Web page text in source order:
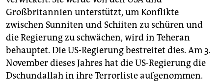
Großbritannien unterstützt, um Konflikte
zwischen Sunniten und Schiiten zu schüren und
die Regierung zu schwächen, wird in Teheran
behauptet. Die US-Regierung bestreitet dies. Am 3.
November dieses Jahres hat die US-Regierung die
Dschundallah in ihre Terrorliste aufgenommen.